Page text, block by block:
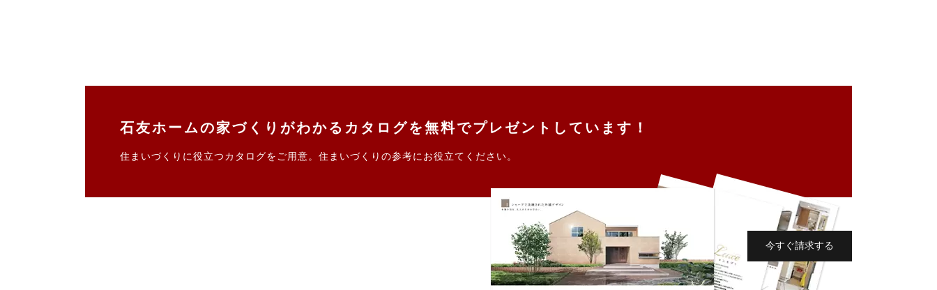
石友ホームの家づくりがわかるカタログを無料でプレゼントしています！
住まいづくりに役立つカタログをご用意。住まいづくりの参考にお役立てください。
今すぐ請求する